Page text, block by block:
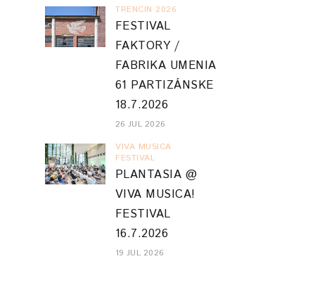
TRENCIN 2026
FESTIVAL
FAKTORY /
FABRIKA UMENIA
61 PARTIZÁNSKE
18.7.2026
26 JUL 2026
VIVA MUSICA
FESTIVAL
PLANTASIA @
VIVA MUSICA!
FESTIVAL
16.7.2026
19 JUL 2026